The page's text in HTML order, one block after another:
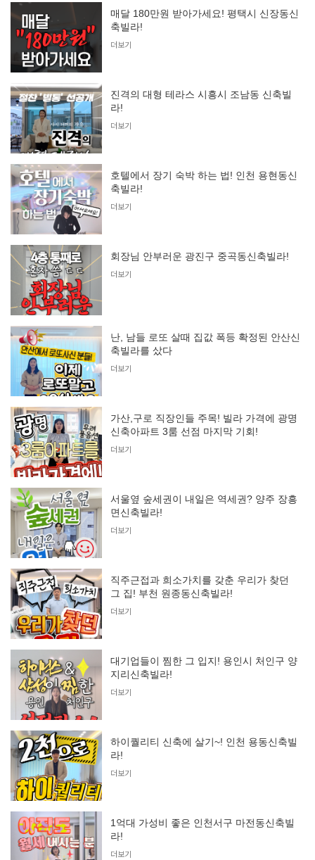
매달 180만원 받아가세요! 평택시 신장동신
축빌라!
더보기
진격의 대형 테라스 시흥시 조남동 신축빌
라!
더보기
호텔에서 장기 숙박 하는 법! 인천 용현동신
축빌라!
더보기
회장님 안부러운 광진구 중곡동신축빌라!
더보기
난, 남들 로또 살때 집값 폭등 확정된 안산신
축빌라를 샀다
더보기
가산,구로 직장인들 주목! 빌라 가격에 광명
신축아파트 3룸 선점 마지막 기회!
더보기
서울옆 숲세권이 내일은 역세권? 양주 장흥
면신축빌라!
더보기
직주근접과 희소가치를 갖춘 우리가 찾던
그 집! 부천 원종동신축빌라!
더보기
대기업들이 찜한 그 입지! 용인시 처인구 양
지리신축빌라!
더보기
하이퀄리티 신축에 살기~! 인천 용동신축빌
라!
더보기
1억대 가성비 좋은 인천서구 마전동신축빌
라!
더보기